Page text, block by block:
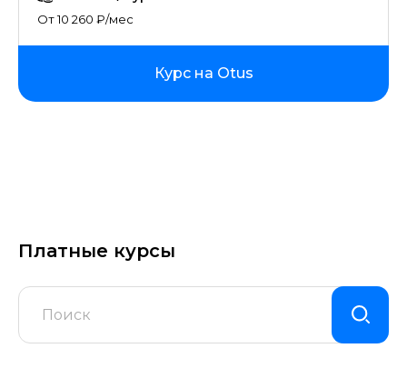
От 10 260 ₽/мес
Курс на Otus
Платные курсы